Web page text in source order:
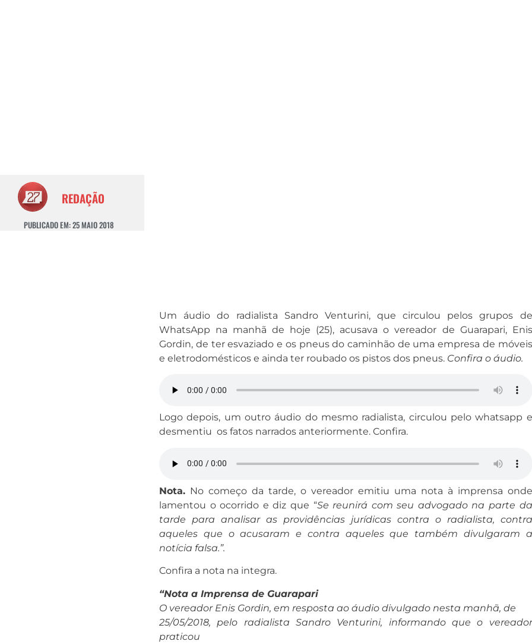
REDAÇÃO
PUBLICADO EM:25 MAIO 2018
Um áudio do radialista Sandro Venturini, que circulou pelos grupos de
WhatsApp na manhã de hoje (25), acusava o vereador de Guarapari, Enis
Gordin, de ter esvaziado e os pneus do caminhão de uma empresa de móveis
e eletrodomésticos e ainda ter roubado os pistos dos pneus. Confira o áudio.
Logo depois, um outro áudio do mesmo radialista, circulou pelo whatsapp e
desmentiu os fatos narrados anteriormente. Confira.
Nota. No começo da tarde, o vereador emitiu uma nota à imprensa onde
lamentou o ocorrido e diz que “Se reunirá com seu advogado na parte da
tarde para analisar as providências jurídicas contra o radialista, contra
aqueles que o acusaram e contra aqueles que também divulgaram a
notícia falsa.”.
Confira a nota na integra.
“Nota a Imprensa de Guarapari
O vereador Enis Gordin, em resposta ao áudio divulgado nesta manhã, de
25/05/2018, pelo radialista Sandro Venturini, informando que o vereador
praticou